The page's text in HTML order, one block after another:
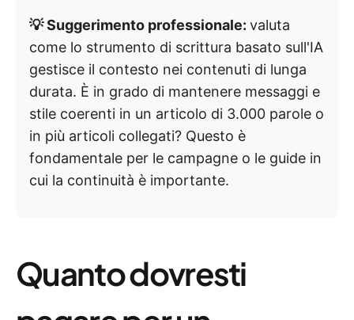
💡 Suggerimento professionale: valuta
come lo strumento di scrittura basato sull'IA
gestisce il contesto nei contenuti di lunga
durata. È in grado di mantenere messaggi e
stile coerenti in un articolo di 3.000 parole o
in più articoli collegati? Questo è
fondamentale per le campagne o le guide in
cui la continuità è importante.
Quanto dovresti